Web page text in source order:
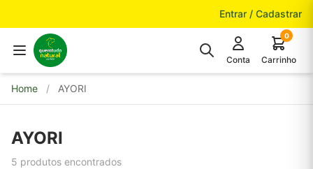
Entrar / Cadastrar
Conta
0
Carrinho
Home / AYORI
AYORI
5 produtos encontrados